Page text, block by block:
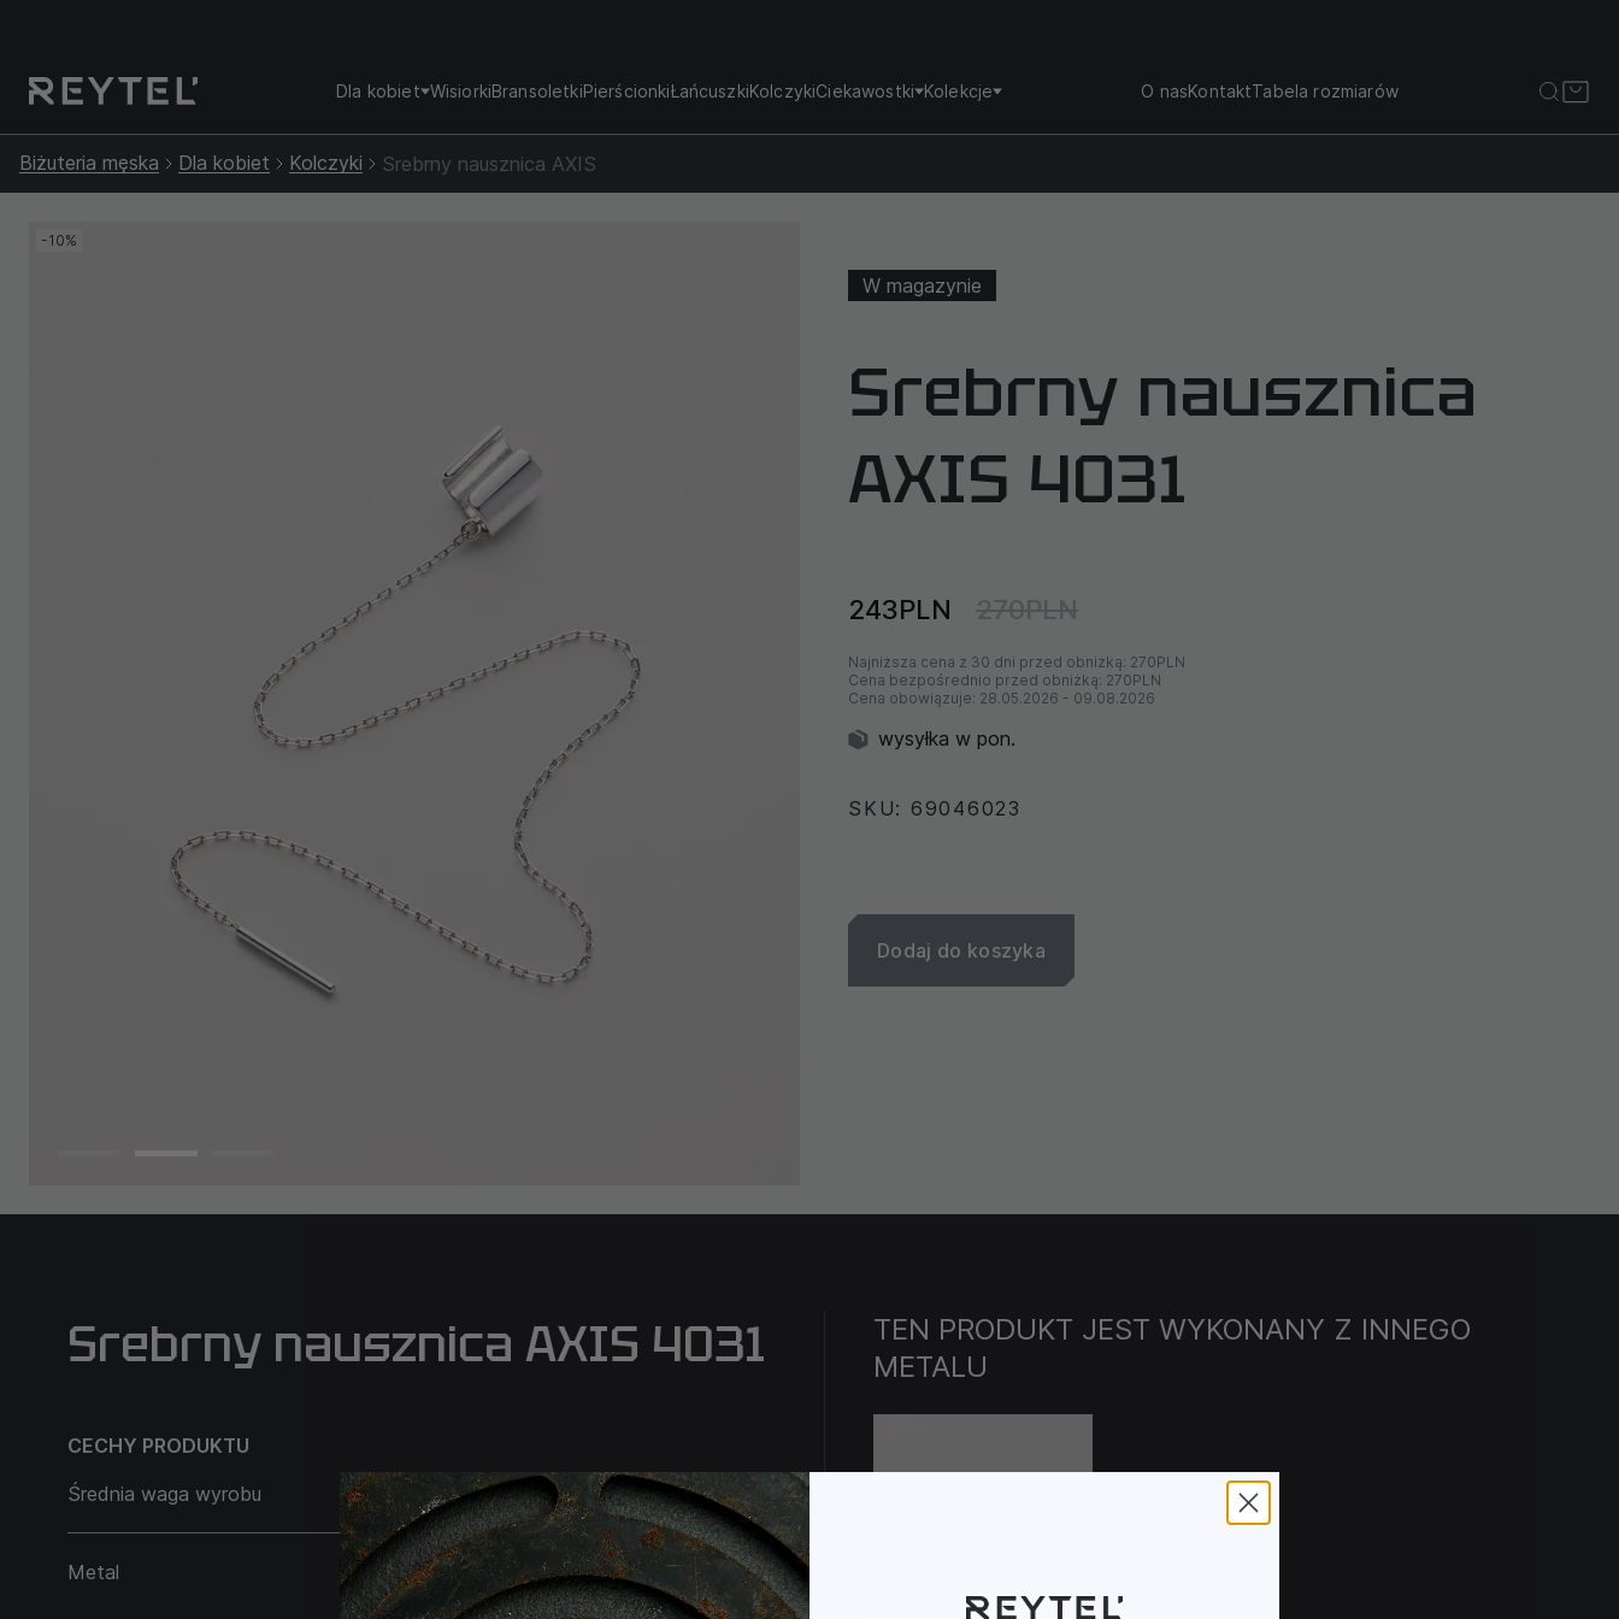
Dla kobiet WisiorkiBransoletkiPierścionkiŁańcuszkiKolczykiCiekawostki Kolekcje O nasKontaktTabela rozmiarów
Biżuteria męska Dla kobiet Kolczyki Srebrny nausznica AXIS
-10%
W magazynie
Srebrny nausznica
AXIS 4031
243PLN 270PLN
Najniższa cena z 30 dni przed obniżką: 270PLN
Cena bezpośrednio przed obniżką: 270PLN
Cena obowiązuje: 28.05.2026 - 09.08.2026
wysyłka w pon.
SKU: 69046023
Dodaj do koszyka
Srebrny nausznica AXIS 4031
CECHY PRODUKTU
Średnia waga wyrobu
2,90 g
Metal Srebro 925
TEN PRODUKT JEST WYKONANY Z INNEGO
METALU